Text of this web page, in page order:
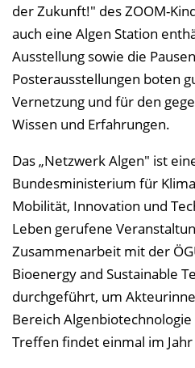
der Zukunft!" des ZOOM-
auch eine Algen Station
Ausstellung sowie die
Posterausstellungen boten
Vernetzung und für den
Wissen und Erfahrungen.
Das „Netzwerk Algen" ist
Bundesministerium für
Mobilität, Innovation und
Leben gerufene
Zusammenarbeit mit der
Bioenergy and Sustainable
durchgeführt, um
Bereich
Treffen findet einmal im